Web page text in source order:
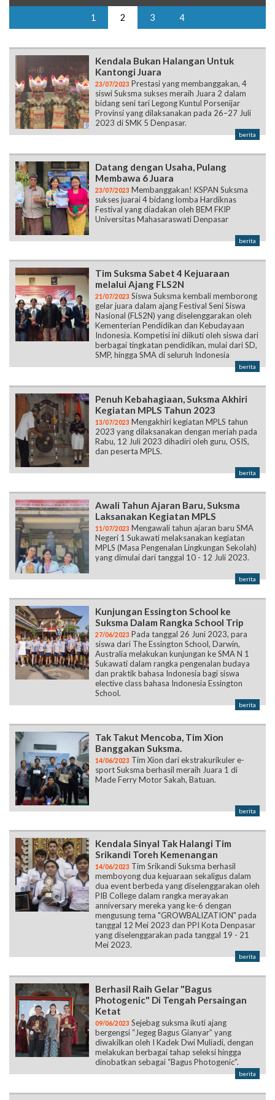
1 2 3 4
Kendala Bukan Halangan Untuk
Kantongi Juara
23/07/2023 Prestasi yang membanggakan, 4
siswi Suksma sukses meraih Juara 2 dalam
bidang seni tari Legong Kuntul Porsenijar
Provinsi yang dilaksanakan pada 26–27 Juli
2023 di SMK 5 Denpasar.
berita
Datang dengan Usaha, Pulang
Membawa 6 Juara
23/07/2023 Membanggakan! KSPAN Suksma
sukses juarai 4 bidang lomba Hardiknas
Festival yang diadakan oleh BEM FKIP
Universitas Mahasaraswati Denpasar
berita
Tim Suksma Sabet 4 Kejuaraan
melalui Ajang FLS2N
21/07/2023 Siswa Suksma kembali memborong
gelar juara dalam ajang Festival Seni Siswa
Nasional (FLS2N) yang diselenggarakan oleh
Kementerian Pendidikan dan Kebudayaan
Indonesia. Kompetisi ini diikuti oleh siswa dari
berbagai tingkatan pendidikan, mulai dari SD,
SMP, hingga SMA di seluruh Indonesia
berita
Penuh Kebahagiaan, Suksma Akhiri
Kegiatan MPLS Tahun 2023
13/07/2023 Mengakhiri kegiatan MPLS tahun
2023 yang dilaksanakan dengan meriah pada
Rabu, 12 Juli 2023 dihadiri oleh guru, OSIS,
dan peserta MPLS.
berita
Awali Tahun Ajaran Baru, Suksma
Laksanakan Kegiatan MPLS
11/07/2023 Mengawali tahun ajaran baru SMA
Negeri 1 Sukawati melaksanakan kegiatan
MPLS (Masa Pengenalan Lingkungan Sekolah)
yang dimulai dari tanggal 10 - 12 Juli 2023.
berita
Kunjungan Essington School ke
Suksma Dalam Rangka School Trip
27/06/2023 Pada tanggal 26 Juni 2023, para
siswa dari The Essington School, Darwin,
Australia melakukan kunjungan ke SMA N 1
Sukawati dalam rangka pengenalan budaya
dan praktik bahasa Indonesia bagi siswa
elective class bahasa Indonesia Essington
School.
berita
Tak Takut Mencoba, Tim Xion
Banggakan Suksma.
14/06/2023 Tim Xion dari ekstrakurikuler e-
sport Suksma berhasil meraih Juara 1 di
Made Ferry Motor Sakah, Batuan.
berita
Kendala Sinyal Tak Halangi Tim
Srikandi Toreh Kemenangan
14/06/2023 Tim Srikandi Suksma berhasil
memboyong dua kejuaraan sekaligus dalam
dua event berbeda yang diselenggarakan oleh
PIB College dalam rangka merayakan
anniversary mereka yang ke-6 dengan
mengusung tema "GROWBALIZATION" pada
tanggal 12 Mei 2023 dan PPI Kota Denpasar
yang diselenggarakan pada tanggal 19 - 21
Mei 2023.
berita
Berhasil Raih Gelar "Bagus
Photogenic" Di Tengah Persaingan
Ketat
09/06/2023 Sejebag suksma ikuti ajang
bergengsi “Jegeg Bagus Gianyar” yang
diwakilkan oleh I Kadek Dwi Muliadi, dengan
melakukan berbagai tahap seleksi hingga
dinobatkan sebagai “Bagus Photogenic”.
berita